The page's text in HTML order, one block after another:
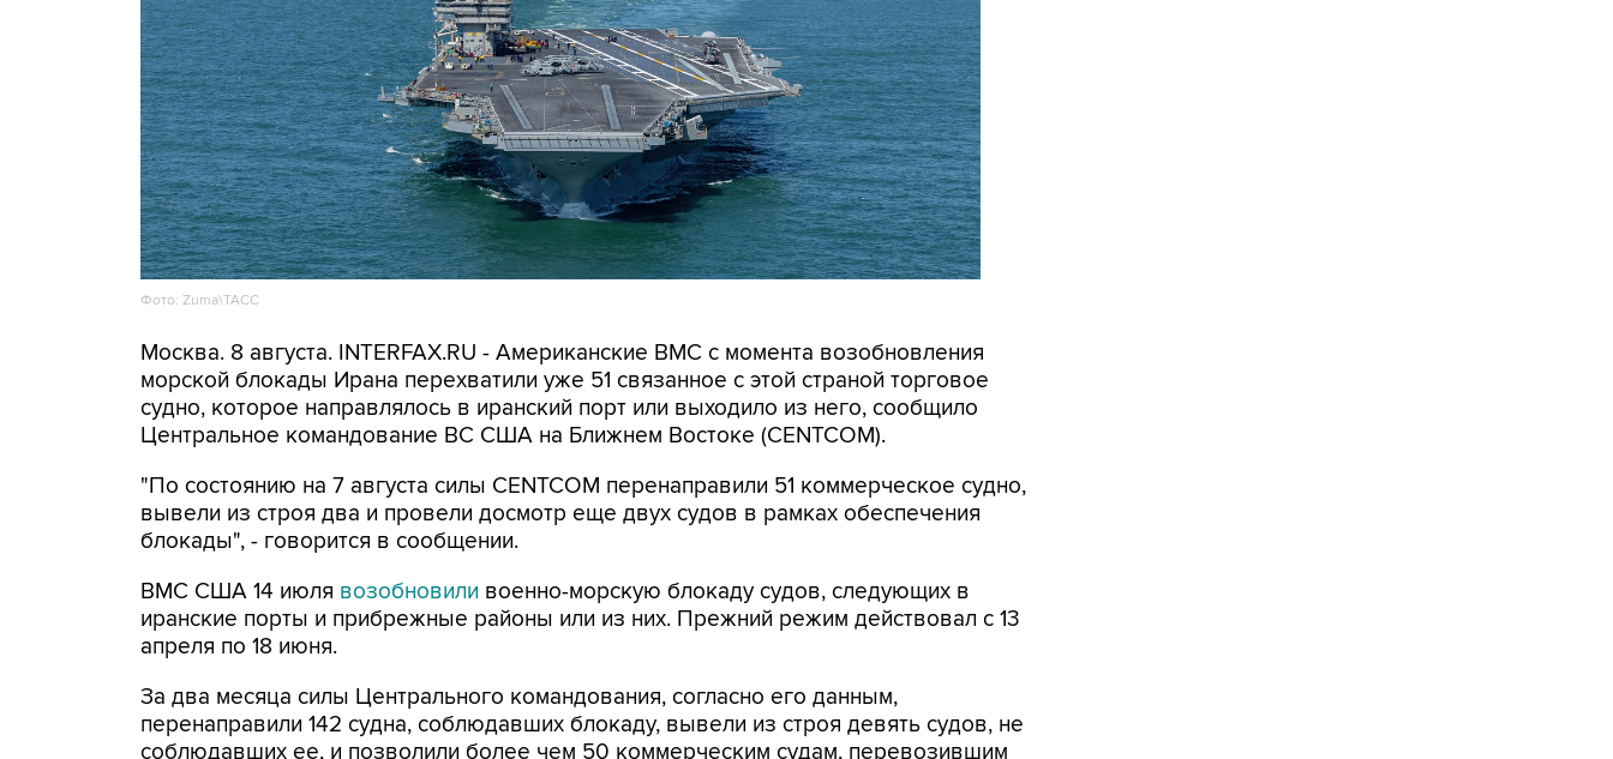
Фото: Zuma\ТАСС
Москва. 8 августа. INTERFAX.RU - Американские ВМС с момента возобновления
морской блокады Ирана перехватили уже 51 связанное с этой страной торговое
судно, которое направлялось в иранский порт или выходило из него, сообщило
Центральное командование ВС США на Ближнем Востоке (CENTCOM).
"По состоянию на 7 августа силы CENTCOM перенаправили 51 коммерческое судно,
вывели из строя два и провели досмотр еще двух судов в рамках обеспечения
блокады", - говорится в сообщении.
ВМС США 14 июля возобновили военно-морскую блокаду судов, следующих в
иранские порты и прибрежные районы или из них. Прежний режим действовал с 13
апреля по 18 июня.
За два месяца силы Центрального командования, согласно его данным,
перенаправили 142 судна, соблюдавших блокаду, вывели из строя девять судов, не
соблюдавших ее, и позволили более чем 50 коммерческим судам, перевозившим